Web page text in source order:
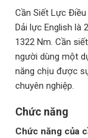
Cần Siết Lực Điều
Dải lực English là
1322 Nm. Cần
người dùng một
năng chịu được
chuyên nghiệp.
Chức năng
Chức năng của